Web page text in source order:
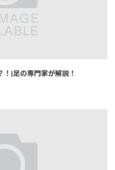
|足の専門家が解説！